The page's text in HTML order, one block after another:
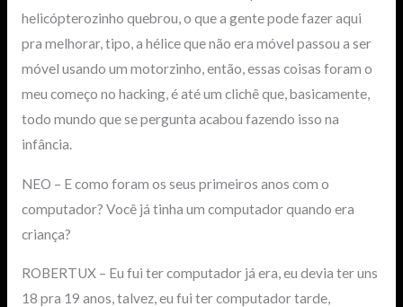
helicópterozinho quebrou, o que a gente pode fazer aqui
pra melhorar, tipo, a hélice que não era móvel passou a ser
móvel usando um motorzinho, então, essas coisas foram o
meu começo no hacking, é até um clichê que, basicamente,
todo mundo que se pergunta acabou fazendo isso na
infância.
NEO – E como foram os seus primeiros anos com o
computador? Você já tinha um computador quando era
criança?
ROBERTUX – Eu fui ter computador já era, eu devia ter uns
18 pra 19 anos, talvez, eu fui ter computador tarde,